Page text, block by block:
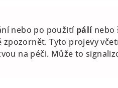
nebo po použití pálínebo
zpozornět. Tyto projevy
na péči. Může to